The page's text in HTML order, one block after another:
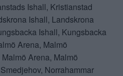
Ishall, Kristianstad
Ishall, Landskrona
Ishall, Kungsbacka
Arena, Malmö
Malmö Arena, Malmö
Norrahammar